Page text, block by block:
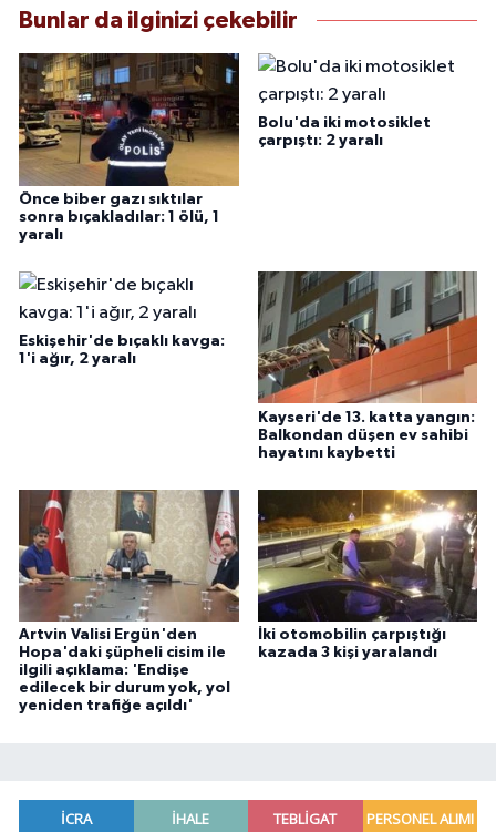
Bunlar da ilginizi çekebilir
Önce biber gazı sıktılar
sonra bıçakladılar: 1 ölü, 1
yaralı
Bolu'da iki motosiklet
çarpıştı: 2 yaralı
Eskişehir'de bıçaklı kavga:
1'i ağır, 2 yaralı
Kayseri'de 13. katta yangın:
Balkondan düşen ev sahibi
hayatını kaybetti
Artvin Valisi Ergün'den
Hopa'daki şüpheli cisim ile
ilgili açıklama: 'Endişe
edilecek bir durum yok, yol
yeniden trafiğe açıldı'
İki otomobilin çarpıştığı
kazada 3 kişi yaralandı